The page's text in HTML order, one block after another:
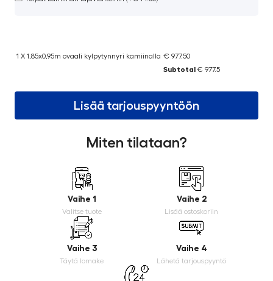
1 X 1,85x0,95m ovaali kylpytynnyri kamiinalla € 977.50
Subtotal€ 977.5
Lisää tarjouspyyntöön
Miten tilataan?
Vaihe 1
Valitse tuote
Vaihe 2
Lisää ostoskoriin
Vaihe 3
Täytä lomake
Vaihe 4
Lähetä tarjouspyyntö